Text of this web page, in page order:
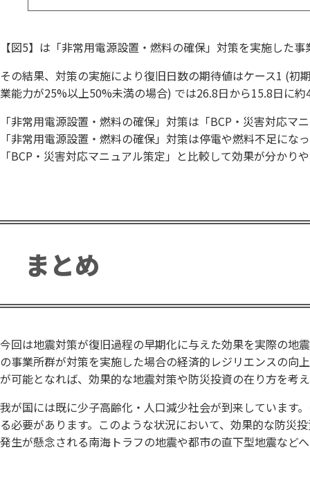
【図5】は「非常用電源設置・燃料の確保」対策を実施した
その結果、対策の実施により復旧日数の期待値はケース1 (
業能力が25%以上50%未満の場合) では26.8日から15.8日に
「非常用電源設置・燃料の確保」対策は「BCP・災害対応
「非常用電源設置・燃料の確保」対策は停電や燃料不足に
「BCP・災害対応マニュアル策定」と比較して効果が分か
まとめ
今回は地震対策が復旧過程の早期化に与えた効果を実際の地
の事業所群が対策を実施した場合の経済的レジリエンスの向
が可能となれば、効果的な地震対策や防災投資の在り方を考
我が国には既に少子高齢化・人口減少社会が到来しています
る必要があります。このような状況において、効果的な防災
発生が懸念される南海トラフの地震や都市の直下型地震など